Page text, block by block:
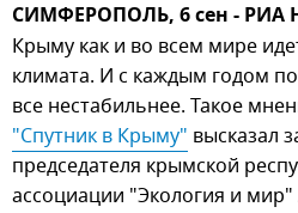
СИМФЕРОПОЛЬ, 6 сен - РИА
Крыму как и во всем мире
климата. И с каждым годом
все нестабильнее. Такое
"Спутник в Крыму" высказал
председателя крымской
ассоциации "Экология и